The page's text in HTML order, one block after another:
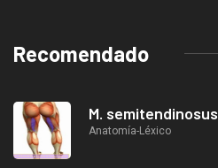
Recomendado
M. semitendinosus
Anatomía-Léxico